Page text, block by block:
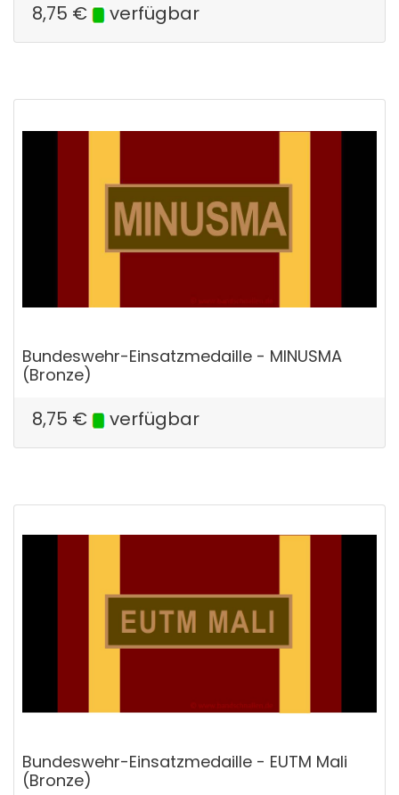
8,75 € verfügbar
Bundeswehr-Einsatzmedaille - MINUSMA
(Bronze)
8,75 € verfügbar
Bundeswehr-Einsatzmedaille - EUTM Mali
(Bronze)